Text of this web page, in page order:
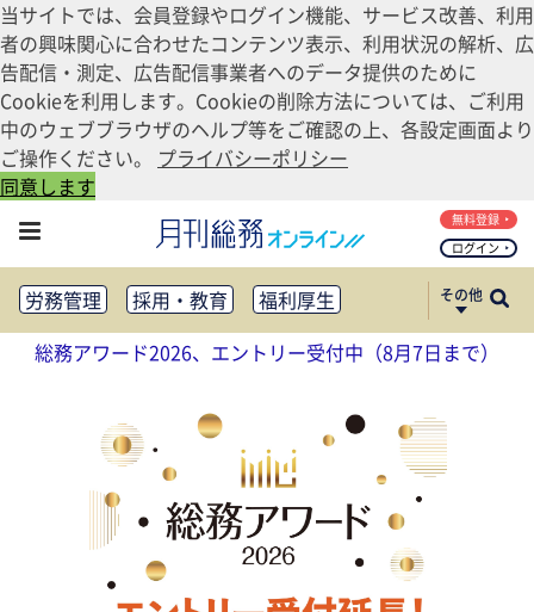
当サイトでは、会員登録やログイン機能、サービス改善、利用
者の興味関心に合わせたコンテンツ表示、利用状況の解析、広
告配信・測定、広告配信事業者へのデータ提供のために
Cookieを利用します。Cookieの削除方法については、ご利用
中のウェブブラウザのヘルプ等をご確認の上、各設定画面より
ご操作ください。 プライバシーポリシー
同意します
ログイン
無料登録
労務管理 採用・教育
福利厚生
健康経営
働き方改革
法務・コンプライアンス
リスクマネジメント・BCP
社外・社内広報
社外・社内コミュニケーション活性化
FM・オフィス移転
CSR・SDGs
テクノロジー活用・DX
助成金・補助金・コスト削減
アウトソーシング・BPO
調査・レポート
その他
総務アワード2026、エントリー受付中（8月7日まで）